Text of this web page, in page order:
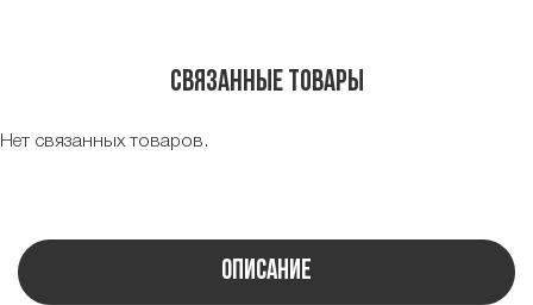
Связанные товары
Нет связанных товаров.
Описание